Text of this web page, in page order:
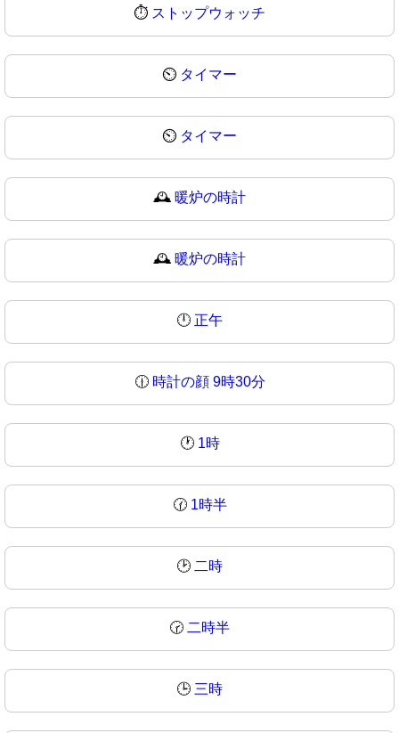
⏱ ストップウォッチ
⏲️ タイマー
⏲ タイマー
🕰️ 暖炉の時計
🕰 暖炉の時計
🕛 正午
🕧 時計の顔 9時30分
🕐 1時
🕜 1時半
🕑 二時
🕝 二時半
🕒 三時